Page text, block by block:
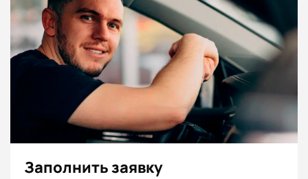
Заполнить заявку